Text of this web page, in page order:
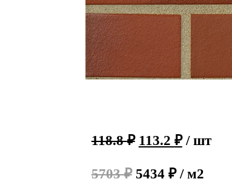
118.8₽ 113.2 ₽ / шт
5703 ₽5434 ₽ / м2